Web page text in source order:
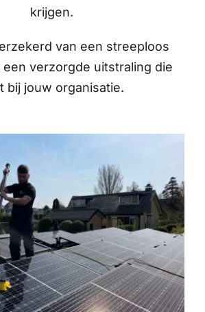
krijgen.
van een streeploos
een verzorgde uitstraling die
bij jouw organisatie.